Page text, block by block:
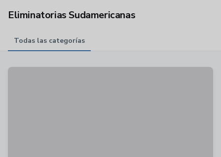
Eliminatorias Sudamericanas
Todas las categorías